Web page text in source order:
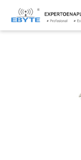
Home > Accesorios